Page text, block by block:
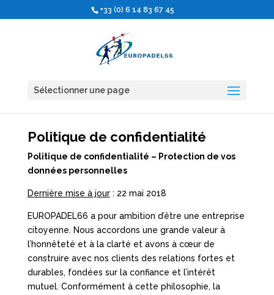
+33 (0) 6 14 83 67 45
Sélectionner une page
Politique de confidentialité
Politique de confidentialité – Protection de vos
données personnelles
Dernière mise à jour: 22 mai 2018
EUROPADEL66 a pour ambition d’être une entreprise
citoyenne. Nous accordons une grande valeur à
l’honnêteté et à la clarté et avons à cœur de
construire avec nos clients des relations fortes et
durables, fondées sur la confiance et l’intérêt
mutuel. Conformément à cette philosophie, la